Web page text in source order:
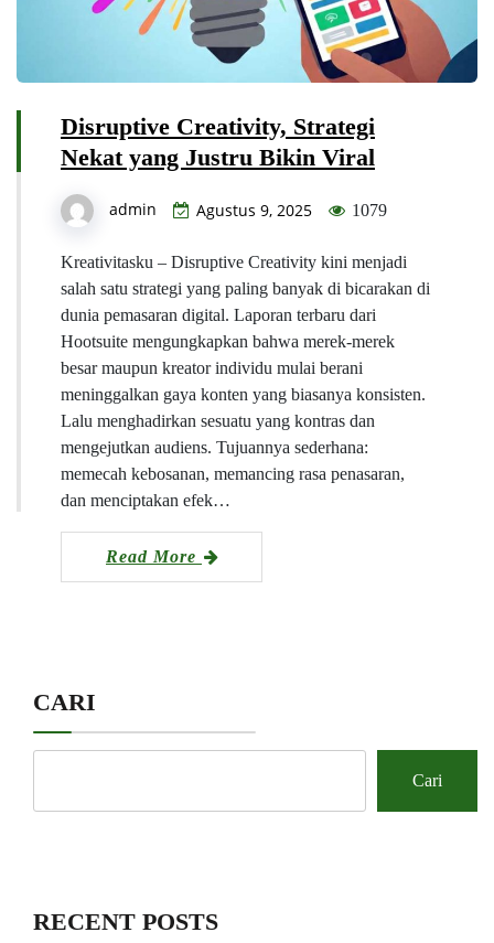
Disruptive Creativity, Strategi
Nekat yang Justru Bikin Viral
admin Agustus 9, 2025 1079
Kreativitasku – Disruptive Creativity kini menjadi
salah satu strategi yang paling banyak di bicarakan di
dunia pemasaran digital. Laporan terbaru dari
Hootsuite mengungkapkan bahwa merek-merek
besar maupun kreator individu mulai berani
meninggalkan gaya konten yang biasanya konsisten.
Lalu menghadirkan sesuatu yang kontras dan
mengejutkan audiens. Tujuannya sederhana:
memecah kebosanan, memancing rasa penasaran,
dan menciptakan efek…
Read More
CARI
Cari
RECENT POSTS